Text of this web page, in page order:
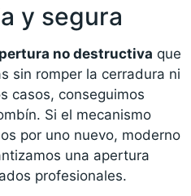
y segura
no destructiva que
sin romper la cerradura ni
casos, conseguimos
Si el mecanismo
por uno nuevo, moderno
una apertura
profesionales.